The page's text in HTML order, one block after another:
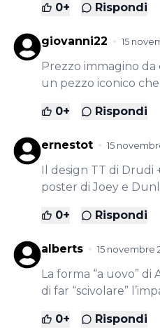
0+ Rispondi
giovanni22 15
Prezzo immagino da
un pezzo iconico che
0+ Rispondi
ernestot 15
Il design TT di Drudi
poster di Joey e
0+ Rispondi
alberts 15 novembre
La forma “a uovo”
di far “scivolare”
0+ Rispondi